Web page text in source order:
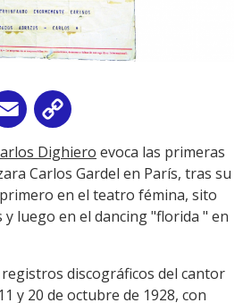
Email
Link
Dighiero evoca las primeras
Carlos Gardel en París, tras su
en el teatro fémina, sito
y luego en el dancing "florida " en
discográficos del cantor
y 20 de octubre de 1928, con